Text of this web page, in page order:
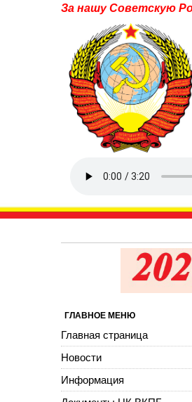
За нашу Советскую
ГЛАВНОЕ МЕНЮ
Главная страница
Новости
Информация